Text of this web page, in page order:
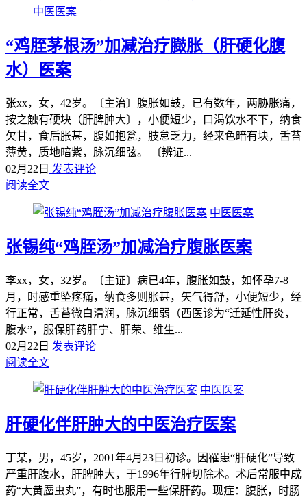
中医医案
“鸡胵茅根汤”加减治疗臌胀（肝硬化腹
水）医案
张xx，女，42岁。〔主治〕腹胀如鼓，已有数年，两胁胀痛，
按之触有硬块（肝脾肿大〕，小便短少，口渴饮水不下，纳食
欠甘，食后胀甚，腹如抱瓮，肢怠乏力，经来色暗有块，舌苔
薄黄，质地暗紫，脉沉细弦。 〔辨证...
02月22日 发表评论
阅读全文
中医医案
张锡纯“鸡胵汤”加减治疗腹胀医案
李xx，女，32岁。〔主证〕病已4年，腹胀如鼓，如怀孕7-8
月，时感重坠疼痛，纳食多则胀甚，矢气得舒，小便短少，经
行正常，舌苔微白滑润，脉沉细弱（西医诊为“迁延性肝炎，
腹水”，服保肝药肝宁、肝荣、维生...
02月22日 发表评论
阅读全文
中医医案
肝硬化伴肝肿大的中医治疗医案
丁某，男，45岁，2001年4月23日初诊。因罹患“肝硬化”导致
严重肝腹水，肝脾肿大，于1996年行脾切除术。术后常服中成
药“大黄䗪虫丸”，有时也服用一些保肝药。现症：腹胀，时肠